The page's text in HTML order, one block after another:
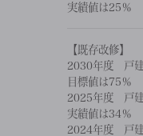
実績値は25％
【既存改修】
2030年度 戸建
目標値は75％
2025年度 戸建
実績値は34％
2024年度 戸建